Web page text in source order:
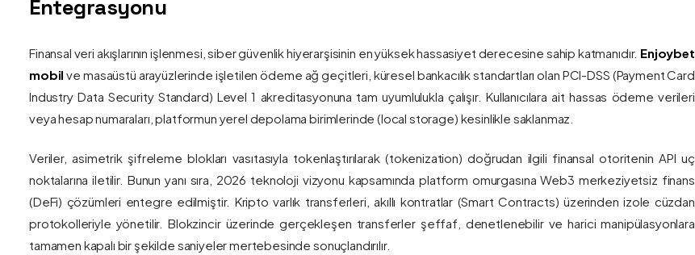
Entegrasyonu
Finansal veri akışlarının işlenmesi, siber güvenlik hiyerarşisinin en yüksek hassasiyet derecesine sahip katmanıdır. Enjoybet
mobil ve masaüstü arayüzlerinde işletilen ödeme ağ geçitleri, küresel bankacılık standartları olan PCI-DSS (Payment Card
Industry Data Security Standard) Level 1 akreditasyonuna tam uyumlulukla çalışır. Kullanıcılara ait hassas ödeme verileri
veya hesap numaraları, platformun yerel depolama birimlerinde (local storage) kesinlikle saklanmaz.
Veriler, asimetrik şifreleme blokları vasıtasıyla tokenlaştırılarak (tokenization) doğrudan ilgili finansal otoritenin API uç
noktalarına iletilir. Bunun yanı sıra, 2026 teknoloji vizyonu kapsamında platform omurgasına Web3 merkeziyetsiz finans
(DeFi) çözümleri entegre edilmiştir. Kripto varlık transferleri, akıllı kontratlar (Smart Contracts) üzerinden izole cüzdan
protokolleriyle yönetilir. Blokzincir üzerinde gerçekleşen transferler şeffaf, denetlenebilir ve harici manipülasyonlara
tamamen kapalı bir şekilde saniyeler mertebesinde sonuçlandırılır.